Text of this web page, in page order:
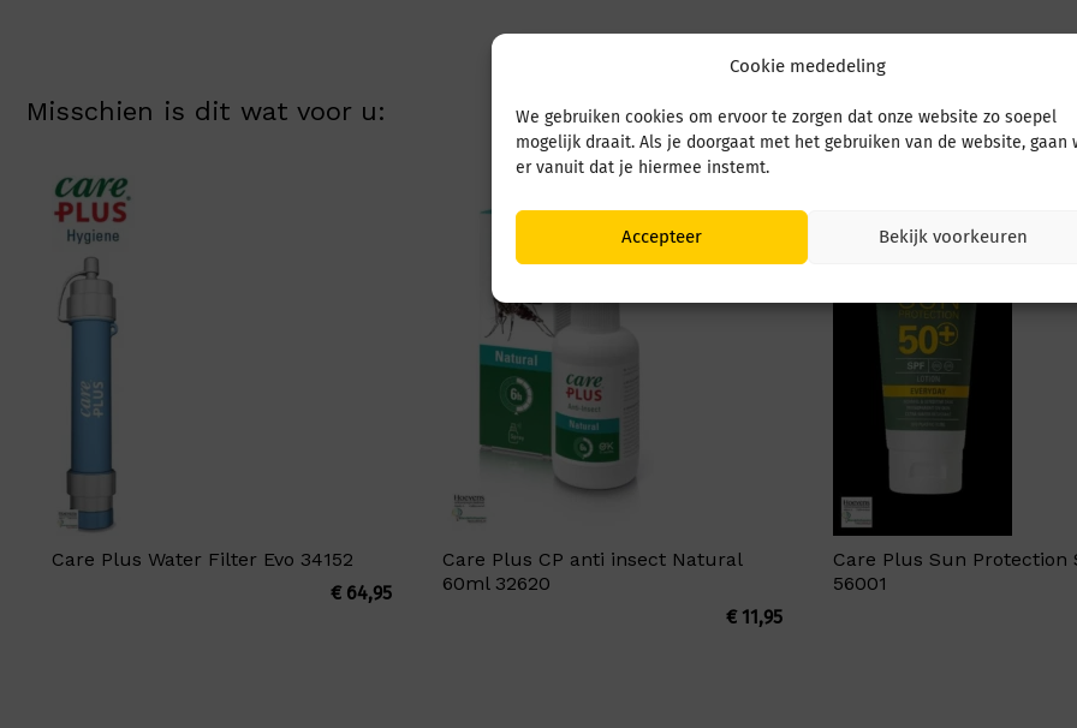
Cookie mededeling
We gebruiken cookies om ervoor te zorgen dat onze website zo soepel
mogelijk draait. Als je doorgaat met het gebruiken van de website, gaan
er vanuit dat je hiermee instemt.
Accepteer Bekijk voorkeuren
Misschien is dit wat voor u:
Care Plus Water Filter Evo 34152
€64,95
Care Plus CP anti insect Natural
60ml 32620
€11,95
Care Plus Sun Protection
56001